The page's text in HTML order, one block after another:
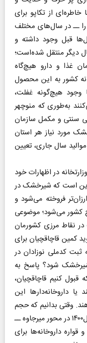
از تکاپو برای
ــ در سال‌های مختلف
قبل وجود داشته و
دیگر منتقل شده‌است؛
غذا و دارو هیچ‌گاه
کشور به این محصول
وجود هیچ‌گونه غفلت،
به‌طوری که منوچهر
سنتی و مکمل سازمان
مورد نیاز هر استان
سال ۱۴۰۱ و میزان موالید سال جاری، تعیین
در اظهارات خود
این است که شیرخشک در
فروخته می‌شود و
کشور می‌شود؛ موضوعی
نقاط مرزی کشورمان
کمین قاچاقچیان برای
کدملی نوزادان در
شیرخشک شود؟ پاسخ به
کنیم قاچاقچیان،
داروخانه‌دارها این
وقتی بدانیم که حجم
قاچاق فقط یک محموله شیرخشک که سال۱۴۰۰ در محور میرجاوه ــ
قد و قواره داروخانه‌ها برای